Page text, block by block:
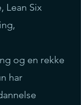
Lean Six
og en rekke
har